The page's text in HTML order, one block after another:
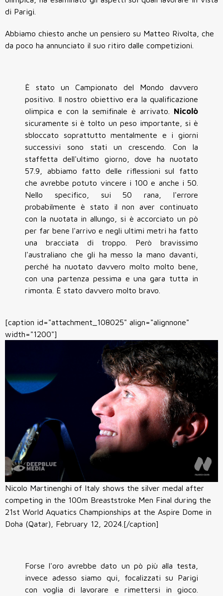
di Parigi.
Abbiamo chiesto anche un pensiero su Matteo Rivolta, che
da poco ha annunciato il suo ritiro dalle competizioni.
È stato un Campionato del Mondo davvero
positivo. Il nostro obiettivo era la qualificazione
olimpica e con la semifinale è arrivato. Nicolò
sicuramente si è tolto un peso importante, si è
sbloccato soprattutto mentalmente e i giorni
successivi sono stati un crescendo. Con la
staffetta dell'ultimo giorno, dove ha nuotato
57.9, abbiamo fatto delle riflessioni sul fatto
che avrebbe potuto vincere i 100 e anche i 50.
Nello specifico, sui 50 rana, l'errore
probabilmente è stato il non aver continuato
con la nuotata in allungo, si è accorciato un pò
per far bene l'arrivo e negli ultimi metri ha fatto
una bracciata di troppo. Però bravissimo
l'australiano che gli ha messo la mano davanti,
perché ha nuotato davvero molto molto bene,
con una partenza pessima e una gara tutta in
rimonta. È stato davvero molto bravo.
[caption id="attachment_108025" align="alignnone"
width="1200"]
Nicolo Martinenghi of Italy shows the silver medal after
competing in the 100m Breaststroke Men Final during the
21st World Aquatics Championships at the Aspire Dome in
Doha (Qatar), February 12, 2024.[/caption]
Forse l'oro avrebbe dato un pò più alla testa,
invece adesso siamo qui, focalizzati su Parigi
con voglia di lavorare e rimettersi in gioco.